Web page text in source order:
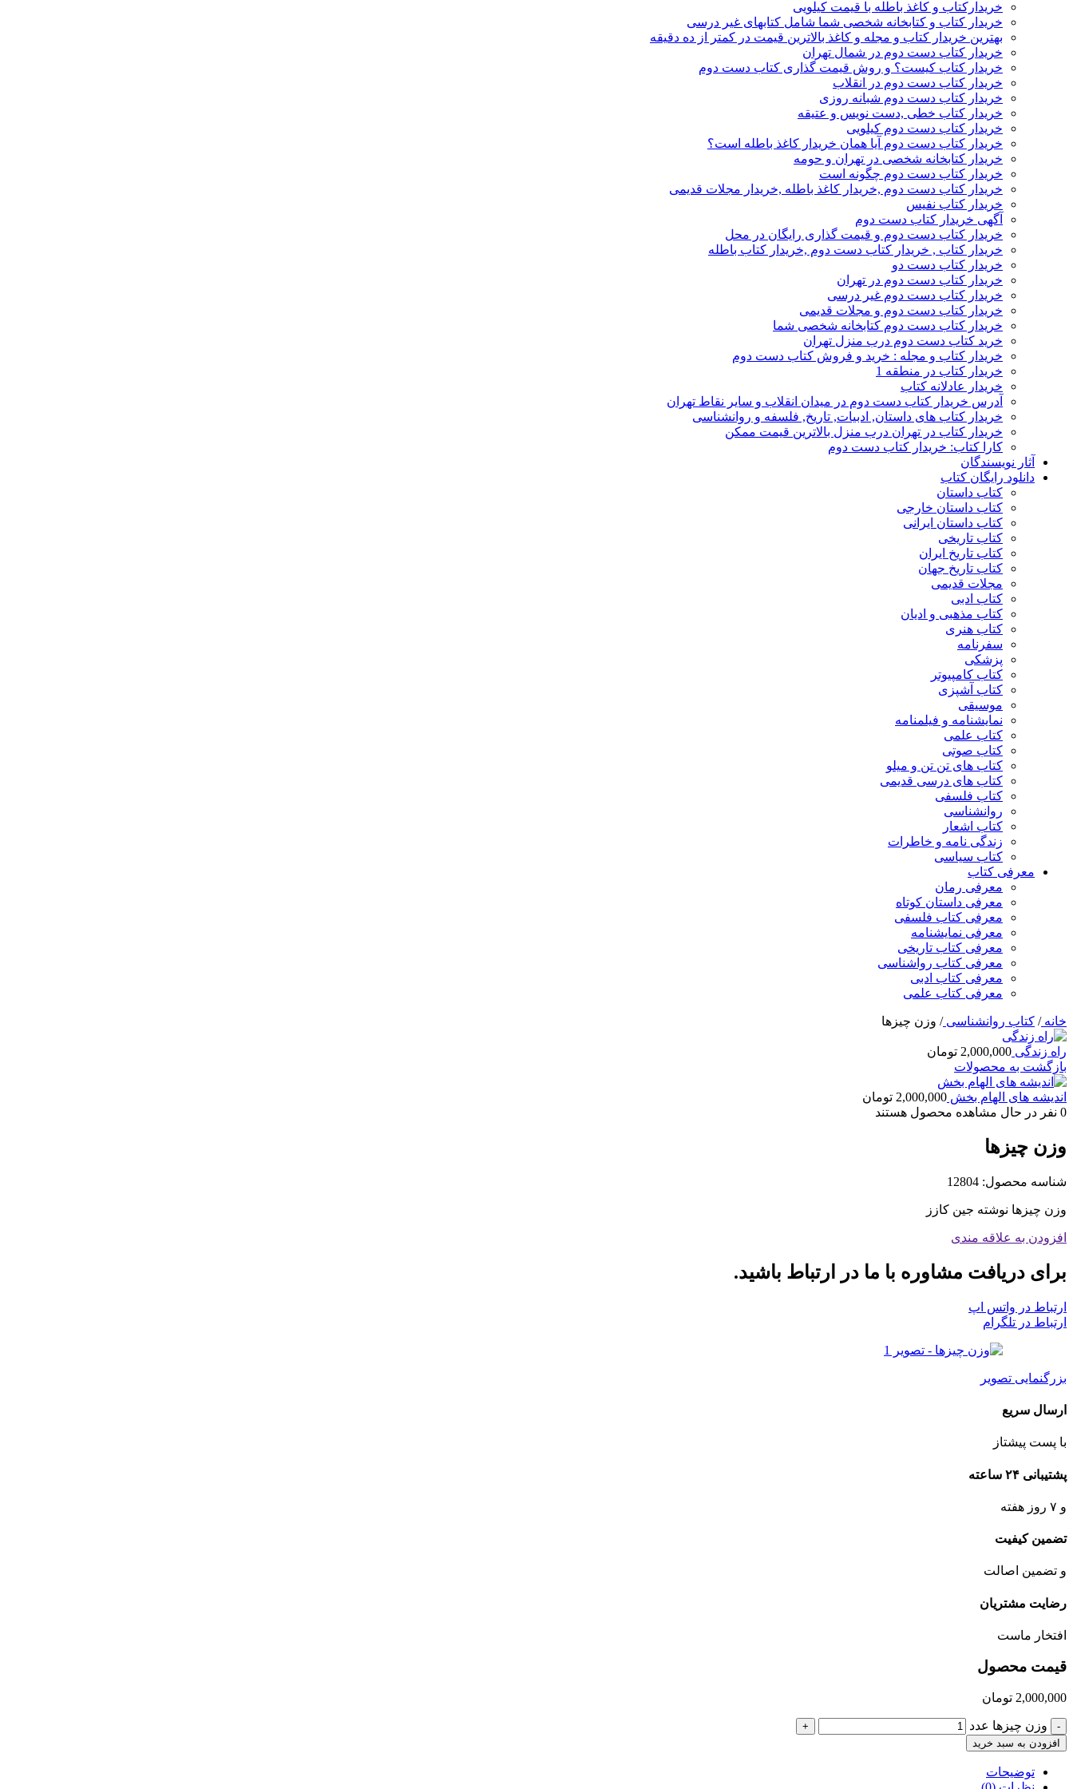
خریدارکتاب و کاغذ باطله با قیمت کیلویی
خریدار کتاب و کتابخانه شخصی شما شامل کتابهای غیر درسی
بهترین خریدار کتاب و مجله و کاغذ بالاترین قیمت در کمتر از ده دقیقه
خریدار کتاب دست دوم در شمال تهران
خریدار کتاب کیست؟ و روش قیمت گذاری کتاب دست دوم
خریدار کتاب دست دوم در انقلاب
خریدار کتاب دست دوم شبانه روزی
خریدار کتاب خطی ,دست نویس و عتیقه
خریدار کتاب دست دوم کیلویی
خریدار کتاب دست دوم آیا همان خریدار کاغذ باطله است؟
خریدار کتابخانه شخصی در تهران و حومه
خریدار کتاب دست دوم چگونه است
خریدار کتاب دست دوم ,خریدار کاغذ باطله ,خریدار مجلات قدیمی
خریدار کتاب نفیس
آگهی خریدار کتاب دست دوم
خریدار کتاب دست دوم و قیمت گذاری رایگان در محل
خریدار کتاب , خریدار کتاب دست دوم ,خریدار کتاب باطله
خریدار کتاب دست دو
خریدار کتاب دست دوم در تهران
خریدار کتاب دست دوم غیر درسی
خریدار کتاب دست دوم و مجلات قدیمی
خریدار کتاب دست دوم کتابخانه شخصی شما
خرید کتاب دست دوم درب منزل تهران
خریدار کتاب و مجله : خرید و فروش کتاب دست دوم
خریدار کتاب در منطقه 1
خریدار عادلانه کتاب
آدرس خریدار کتاب دست دوم در میدان انقلاب و سایر نقاط تهران
خریدار کتاب های داستان, ادبیات, تاریخ, فلسفه و روانشناسی
خریدار کتاب در تهران درب منزل بالاترین قیمت ممکن
کارا کتاب: خریدار کتاب دست دوم
آثار نویسندگان
دانلود رایگان کتاب
کتاب داستان
کتاب داستان خارجی
کتاب داستان ایرانی
کتاب تاریخی
کتاب تاریخ ایران
کتاب تاریخ جهان
مجلات قدیمی
کتاب ادبی
کتاب مذهبی و ادیان
کتاب هنری
سفرنامه
پزشکی
کتاب کامپیوتر
کتاب آشپزی
موسیقی
نمایشنامه و فیلمنامه
کتاب علمی
کتاب صوتی
کتاب های تن تن و میلو
کتاب های درسی قدیمی
کتاب فلسفی
روانشناسی
کتاب اشعار
زندگی نامه و خاطرات
کتاب سیاسی
معرفی کتاب
معرفی رمان
معرفی داستان کوتاه
معرفی کتاب فلسفی
معرفی نمایشنامه
معرفی کتاب تاریخی
معرفی کتاب رواشناسی
معرفی کتاب ادبی
معرفی کتاب علمی
خانه/ کتاب روانشناسی/ وزن چیزها
راه زندگی 2,000,000 تومان
بازگشت به محصولات
اندیشه های الهام بخش 2,000,000 تومان
0 نفر در حال مشاهده محصول هستند
وزن چیزها
شناسه محصول: 12804
وزن چیزها نوشته جین کازز
افزودن به علاقه مندی
برای دریافت مشاوره با ما در ارتباط باشید.
ارتباط در واتس اپ
ارتباط در تلگرام
بزرگنمایی تصویر
ارسال سریع
با پست پیشتاز
پشتیبانی ۲۴ ساعته
و ۷ روز هفته
تضمین کیفیت
و تضمین اصالت
رضایت مشتریان
افتخار ماست
قیمت محصول
2,000,000 تومان
- وزن چیزها عدد
+
افزودن به سبد خرید
توضیحات